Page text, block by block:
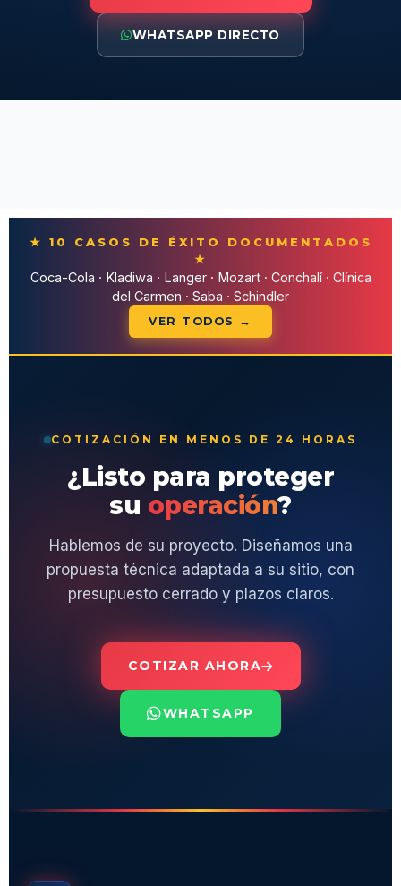
WHATSAPP DIRECTO
★ 10 CASOS DE ÉXITO DOCUMENTADOS
★
Coca-Cola · Kladiwa · Langer · Mozart · Conchalí · Clínica
del Carmen · Saba · Schindler
VER TODOS →
COTIZACIÓN EN MENOS DE 24 HORAS
¿Listo para proteger
su operación?
Hablemos de su proyecto. Diseñamos una
propuesta técnica adaptada a su sitio, con
presupuesto cerrado y plazos claros.
COTIZAR AHORA
WHATSAPP